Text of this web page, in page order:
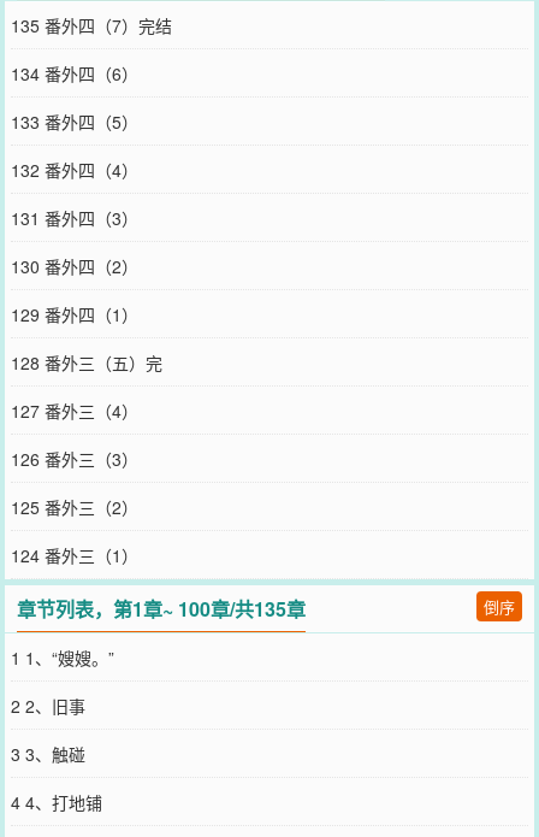
后他连中三元，一朝金榜题名，步步高升，而立之年便登堂拜相，位
极人臣。在其权倾朝野十余年间，崔净空徇私枉法，大肆追捕清流，
满朝文武噤若寒蝉，时人私下无不唾其为“奸相”。2、冯玉贞再睁开
眼，却发现自己居然回到了夫君的丧礼上。此时的崔净空尚还衣衫破
旧，只是个秀才。他面无波澜，眼珠黑沉，像是摄人心魄的黑珍珠，
还看不出日后的嗜血本性，启唇正问她：“不知嫂嫂可愿随我而居？”
这一回，冯玉贞攥紧了袖口，咬唇点了点头。后来在数不清的春情浮
动、无力招架的时刻，她都无比悔恨这个无异于引狼入室的决定。对
方步步紧逼，而她退无可退，哪怕逃出万水千山也无法摆脱他的桎
梏，最后只能任由他餍足地全数占有。3、崔净空是个缺乏情感、感受
不到喜怒哀乐的怪物。读书也好、为官也罢，对他而言，一切难关都
轻松地宛若饮水吃饭，所有的变数无不在掌控之内，所以他漠视生
死，只贪图嗜血的快感。除了当他理所应当地以为寡嫂会乖乖等在家
里，待他高中状元后顺理成章地接她去京城成亲——然后，她逃跑
了。这是头一次，崔净空尝到了痛苦的滋味。怯懦、弱小的寡嫂，同
绝大多数世人一般别无二致，愚昧不堪的贞娘，却最终成了一条拴在
他脖颈上的绳子。她轻轻扯一下，崔净空就只能俯首称臣。注：①番
外二慎买，争议较大，含有微量俄狄浦斯情节②女非男c，男主两世都
是c，1V1，HE③女主性格软弱，后期有所改变，但本质上还是软妹，
男主疯批，脑子真的有点毛病的那种疯④含欺负老实人文学/命中注定/
强取豪夺/带球跑等狗血元素———隔壁古言《认错老公了怎么办》已
开～下面是文案1、柳媚珠的老公虽然比她大十一岁，却斯文多金、相
貌英俊，对她包容至极。两人感情好得蜜里调油，可惜在十周年纪念
当晚不幸出了车祸，双双身亡。柳媚珠再醒来，就穿越到了一个陌生
的朝代。她的亲母病逝，在家中地位尴尬，柳媚珠茕茕孑立至嫁娶之
年，却在乞巧节那晚，一眼望见了站在桥上的许纵。他有一张和她前
世爱人别无二致的脸，唯一不同的，是许纵的眼下多了一粒泪痣。尽
管许纵的性情与爱人大相径庭，也忘记了任何有关穿越的事。柳媚珠
如愿嫁给了许纵。哪怕许纵对她常常阴晴不定、时好时坏；哪怕许纵
许纵能够记起前世种种。直到许纵带回一位小腹微凸的美娇娘，执意
记起这些年的夫妻情分。可许纵只是冷淡地瞥了跌坐在地上的她一
135 番外四（7）完结
134 番外四（6）
133 番外四（5）
132 番外四（4）
131 番外四（3）
130 番外四（2）
129 番外四（1）
128 番外三（五）完
127 番外三（4）
126 番外三（3）
125 番外三（2）
124 番外三（1）
章节列表，第1章~ 100章/共135章 倒序
1 1、“嫂嫂。”
2 2、旧事
3 3、触碰
4 4、打地铺